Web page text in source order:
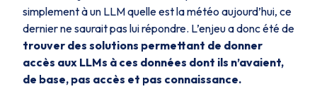
simplement à un LLM quelle est la météo aujourd’hui, ce
dernier ne saurait pas lui répondre. L’enjeu a donc été de
trouver des solutions permettant de donner
accès aux LLMs à ces données dont ils n’avaient,
de base, pas accès et pas connaissance.